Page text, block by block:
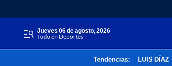
jueves 06 de agosto, 2026
Todo en Deportes
Tendencias: LUIS DÍAZ